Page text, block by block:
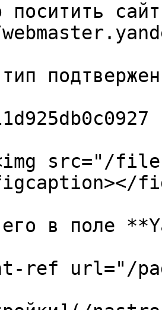
поситить
src="/files/
его в поле
ref url="/